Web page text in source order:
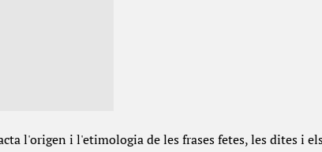
l'origen i l'etimologia de les frases fetes, les dites i